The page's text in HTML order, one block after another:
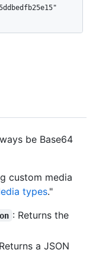
be Base64
custom media
types."
: Returns the
a JSON